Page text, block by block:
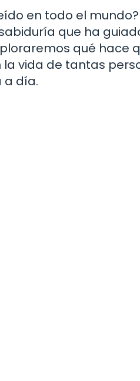
en todo el
que ha
qué hace
vida de tantas
a día.